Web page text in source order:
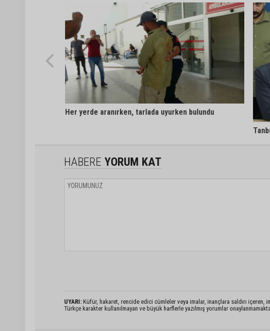
Her yerde aranırken, tarlada uyurken bulundu
HABERE YORUM KAT
UYARI: Küfür, hakaret, rencide edici cümleler veya imalar, inançlara saldırı içeren,
Türkçe karakter kullanılmayan ve büyük harflerle yazılmış yorumlar